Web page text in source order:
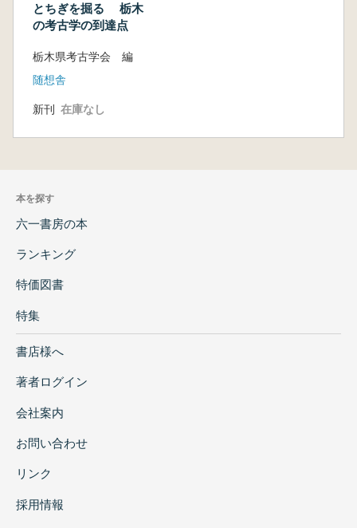
とちぎを掘る 栃木
の考古学の到達点
栃木県考古学会 編
随想舎
新刊 在庫なし
本を探す
六一書房の本
ランキング
特価図書
特集
書店様へ
著者ログイン
会社案内
お問い合わせ
リンク
採用情報